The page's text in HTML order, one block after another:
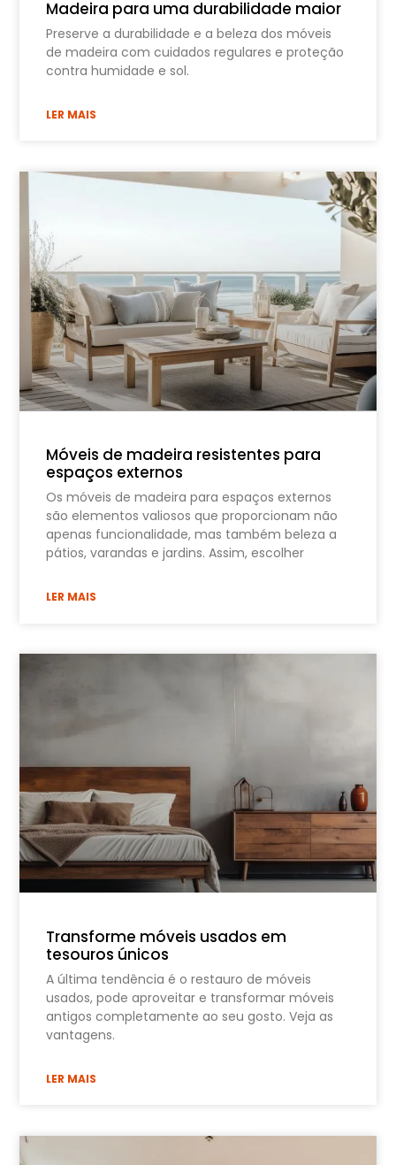
Madeira para uma durabilidade maior
Preserve a durabilidade e a beleza dos móveis
de madeira com cuidados regulares e proteção
contra humidade e sol.
LER MAIS
Móveis de madeira resistentes para
espaços externos
Os móveis de madeira para espaços externos
são elementos valiosos que proporcionam não
apenas funcionalidade, mas também beleza a
pátios, varandas e jardins. Assim, escolher
LER MAIS
Transforme móveis usados em
tesouros únicos
A última tendência é o restauro de móveis
usados, pode aproveitar e transformar móveis
antigos completamente ao seu gosto. Veja as
vantagens.
LER MAIS